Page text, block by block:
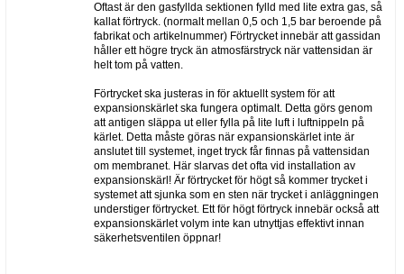
Oftast är den gasfyllda sektionen fylld med lite extra gas, så
kallat förtryck. (normalt mellan 0,5 och 1,5 bar beroende på
fabrikat och artikelnummer) Förtrycket innebär att gassidan
håller ett högre tryck än atmosfärstryck när vattensidan är
helt tom på vatten.
Förtrycket ska justeras in för aktuellt system för att
expansionskärlet ska fungera optimalt. Detta görs genom
att antigen släppa ut eller fylla på lite luft i luftnippeln på
kärlet. Detta måste göras när expansionskärlet inte är
anslutet till systemet, inget tryck får finnas på vattensidan
om membranet. Här slarvas det ofta vid installation av
expansionskärl! Är förtrycket för högt så kommer trycket i
systemet att sjunka som en sten när trycket i anläggningen
understiger förtrycket. Ett för högt förtryck innebär också att
expansionskärlet volym inte kan utnyttjas effektivt innan
säkerhetsventilen öppnar!